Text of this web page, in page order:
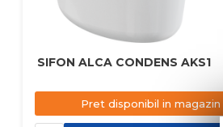
SIFON ALCA CONDENS AKS1
Pret disponibil in magazin